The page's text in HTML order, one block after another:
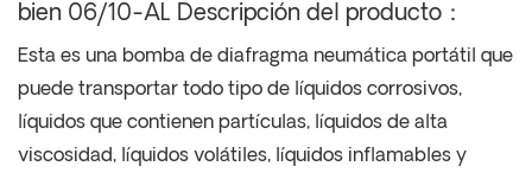
bien 06/10-AL Descripción del producto ：
Esta es una bomba de diafragma neumática portátil que
puede transportar todo tipo de líquidos corrosivos,
líquidos que contienen partículas, líquidos de alta
viscosidad, líquidos volátiles, líquidos inflamables y